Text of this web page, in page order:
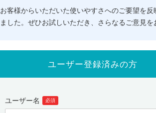
人気ドメインの種類
お客様からいただいた使いやすさへのご要望を
ました。ぜひお試しいただき、さらなるご意見を
ユーザー登録済みの方
ユーザー名 必須